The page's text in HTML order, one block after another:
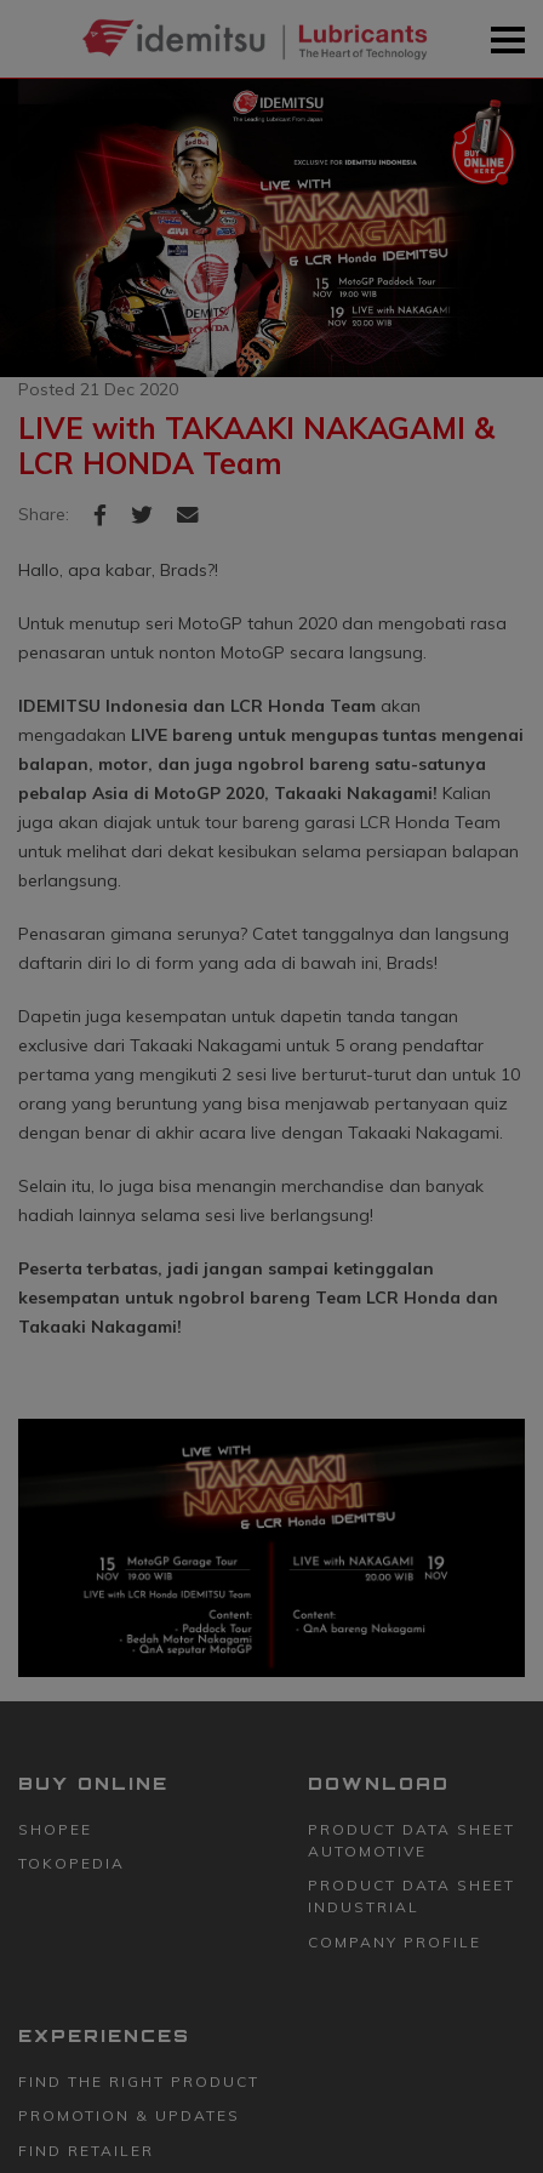
Posted 21 Dec 2020
LIVE with TAKAAKI NAKAGAMI &
LCR HONDA Team
Share:
Hallo, apa kabar, Brads?!
Untuk menutup seri MotoGP tahun 2020 dan mengobati rasa
penasaran untuk nonton MotoGP secara langsung.
IDEMITSU Indonesia dan LCR Honda Team akan
mengadakan LIVE bareng untuk mengupas tuntas mengenai
balapan, motor, dan juga ngobrol bareng satu-satunya
pebalap Asia di MotoGP 2020, Takaaki Nakagami! Kalian
juga akan diajak untuk tour bareng garasi LCR Honda Team
untuk melihat dari dekat kesibukan selama persiapan balapan
berlangsung.
Penasaran gimana serunya? Catet tanggalnya dan langsung
daftarin diri lo di form yang ada di bawah ini, Brads!
Dapetin juga kesempatan untuk dapetin tanda tangan
exclusive dari Takaaki Nakagami untuk 5 orang pendaftar
pertama yang mengikuti 2 sesi live berturut-turut dan untuk 10
orang yang beruntung yang bisa menjawab pertanyaan quiz
dengan benar di akhir acara live dengan Takaaki Nakagami.
Selain itu, lo juga bisa menangin merchandise dan banyak
hadiah lainnya selama sesi live berlangsung!
Peserta terbatas, jadi jangan sampai ketinggalan
kesempatan untuk ngobrol bareng Team LCR Honda dan
Takaaki Nakagami!
BUY ONLINE
SHOPEE
TOKOPEDIA
DOWNLOAD
PRODUCT DATA SHEET
AUTOMOTIVE
PRODUCT DATA SHEET
INDUSTRIAL
COMPANY PROFILE
EXPERIENCES
FIND THE RIGHT PRODUCT
PROMOTION & UPDATES
FIND RETAILER